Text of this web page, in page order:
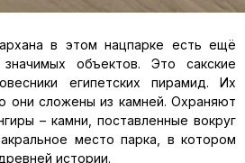
в этом нацпарке есть ещё
объектов. Это сакские
египетских пирамид. Их
они сложены из камней. Охраняют
– камни, поставленные вокруг
место парка, в котором
истории.